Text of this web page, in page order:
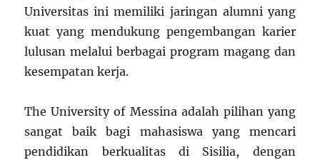
Universitas ini memiliki jaringan alumni yang
kuat yang mendukung pengembangan karier
lulusan melalui berbagai program magang dan
kesempatan kerja.
The University of Messina adalah pilihan yang
sangat baik bagi mahasiswa yang mencari
pendidikan berkualitas di Sisilia, dengan